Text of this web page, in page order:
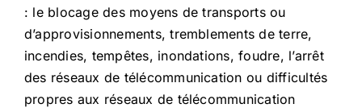
: le blocage des moyens de transports ou
d’approvisionnements, tremblements de terre,
incendies, tempêtes, inondations, foudre, l’arrêt
des réseaux de télécommunication ou difficultés
propres aux réseaux de télécommunication